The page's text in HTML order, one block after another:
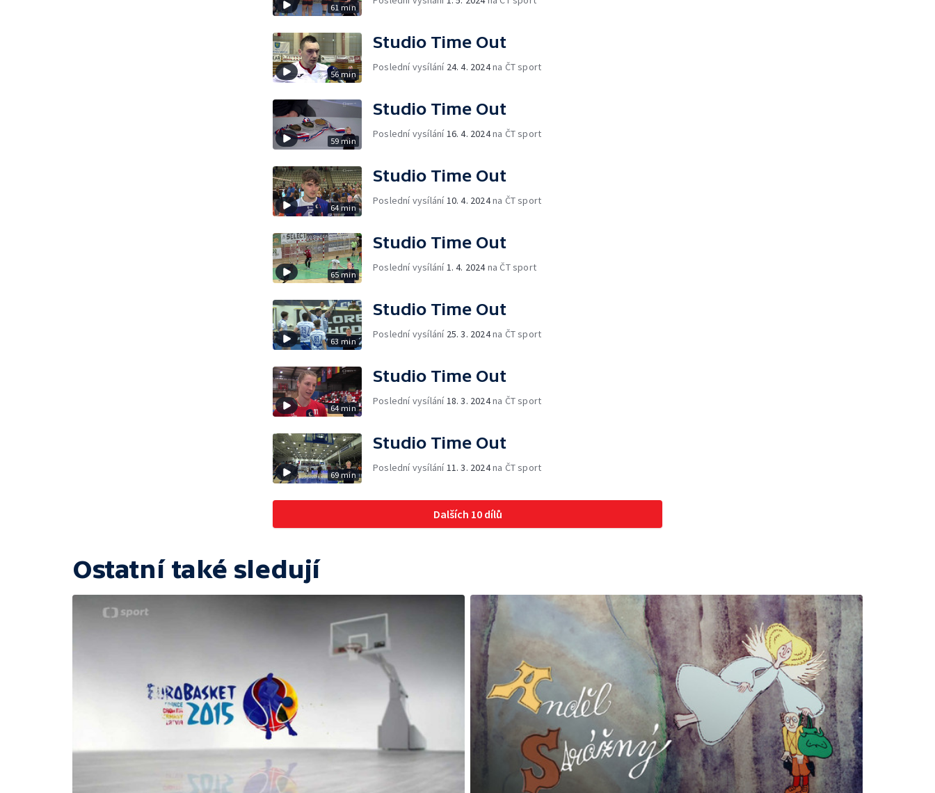
61 min
56 min
Studio Time Out
Poslední vysílání 24. 4. 2024na ČT sport
59 min
Studio Time Out
Poslední vysílání 16. 4. 2024na ČT sport
64 min
Studio Time Out
Poslední vysílání 10. 4. 2024na ČT sport
65 min
Studio Time Out
Poslední vysílání 1. 4. 2024na ČT sport
63 min
Studio Time Out
Poslední vysílání 25. 3. 2024na ČT sport
64 min
Studio Time Out
Poslední vysílání 18. 3. 2024na ČT sport
69 min
Studio Time Out
Poslední vysílání 11. 3. 2024na ČT sport
Dalších 10 dílů
Ostatní také sledují